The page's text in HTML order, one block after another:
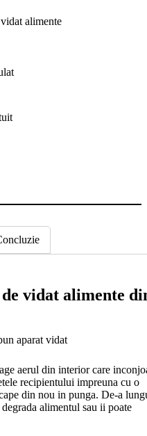
alimente
vidat alimente
aerul din interior care
recipientului impreuna cu o
din nou in punga. De-a
alimentul sau ii poate